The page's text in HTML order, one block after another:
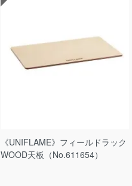
《UNIFLAME》フィールドラック
WOOD天板（No.611654）